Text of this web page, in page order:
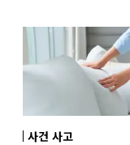
사건 사고